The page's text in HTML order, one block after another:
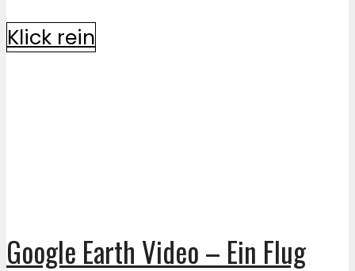
Klick rein
Google Earth Video – Ein Flug